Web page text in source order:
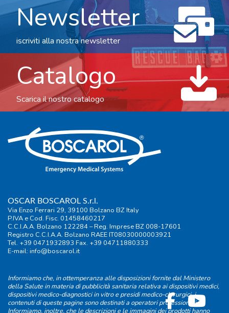
Newsletter
iscriviti alla nostra newsletter
Catalogo
Scarica il nostro catalogo
OSCAR BOSCAROL S.r.l.
Via Enzo Ferrari 29, 39100 Bolzano BZ Italy
P.IVA e Cod. Fisc. 01458460217
C.C.I.A.A. Bolzano 122284 – Reg. Imprese BZ 008-17601
Registro C.C.I.A.A. Bolzano RAEE IT08030000003921
Tel. +39 0471932893 Fax. +39 04711880333
E-mail: info@boscarol.it
Informiamo che, in ottemperanza alle disposizioni fornite dal Ministero
della Salute in materia di pubblicità sanitaria relativa ai dispositivi medici,
dispositivi medico-diagnostici in vitro e presidi medico-chirurgici, i
contenuti di queste pagine sono destinati a operatori professionali.
Informiamo, inoltre, che le descrizioni e le immagini dei prodotti hanno